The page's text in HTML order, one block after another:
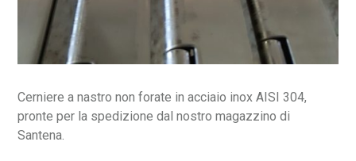
Cerniere a nastro non forate in acciaio inox AISI 304,
pronte per la spedizione dal nostro magazzino di
Santena.